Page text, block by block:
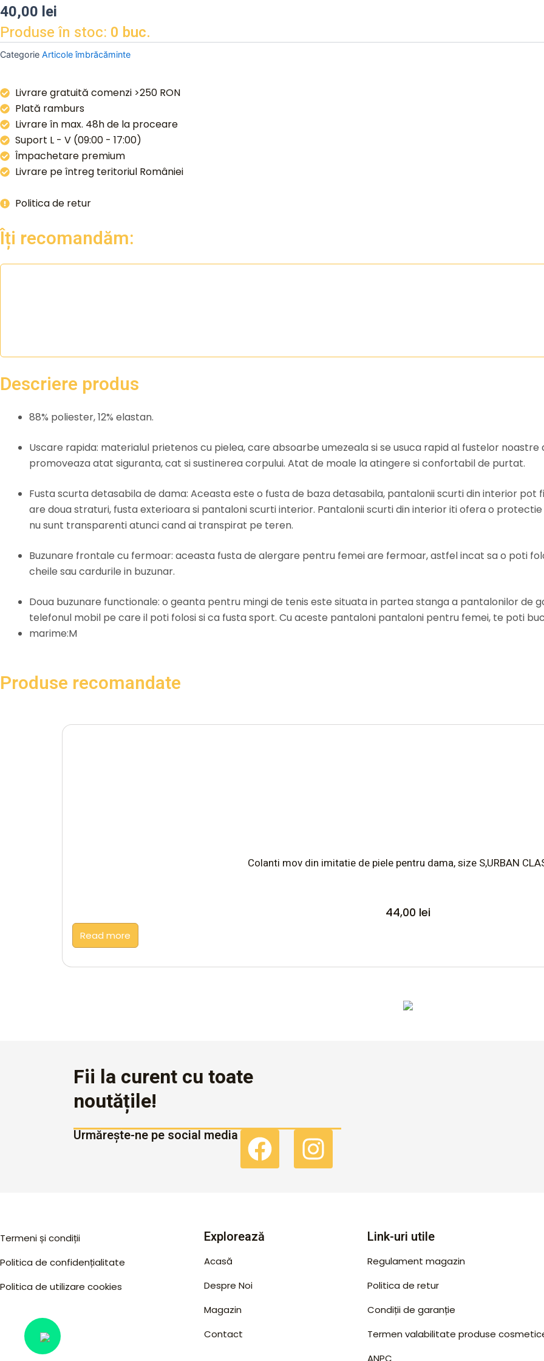
40,00 lei
Produse în stoc: 0 buc.
Categorie Articole îmbrăcăminte
Livrare gratuită comenzi >250 RON
Plată ramburs
Livrare în max. 48h de la proceare
Suport L - V (09:00 - 17:00)
Împachetare premium
Livrare pe întreg teritoriul României
Politica de retur
Îți recomandăm:
Descriere produs
88% poliester, 12% elastan.
Uscare rapida: materialul prietenos cu pielea, care absoarbe umezeala si se usuca rapid al fustelor
promoveaza atat siguranta, cat si sustinerea corpului. Atat de moale la atingere si confortabil de purtat.
Fusta scurta detasabila de dama: Aceasta este o fusta de baza detasabila, pantalonii scurti din interior pot
are doua straturi, fusta exterioara si pantaloni scurti interior. Pantalonii scurti din interior iti ofera o
nu sunt transparenti atunci cand ai transpirat pe teren.
Buzunare frontale cu fermoar: aceasta fusta de alergare pentru femei are fermoar, astfel incat sa o poti
cheile sau cardurile in buzunar.
Doua buzunare functionale: o geanta pentru mingi de tenis este situata in partea stanga a pantalonilor de
telefonul mobil pe care il poti folosi si ca fusta sport. Cu aceste pantaloni pantaloni pentru femei, te poti
marime:M
Produse recomandate
Colanti mov din imitatie de piele pentru dama, size S,URBAN
44,00 lei
Read more
Fii la curent cu toate
noutățile!
Urmărește-ne pe social media
F
a
b
I
n
Termeni și condiții
Politica de confidențialitate
Politica de utilizare cookies
Explorează
Acasă
Despre Noi
Magazin
Contact
Link-uri utile
Regulament magazin
Politica de retur
Condiții de garanție
Termen valabilitate produse
ANPC